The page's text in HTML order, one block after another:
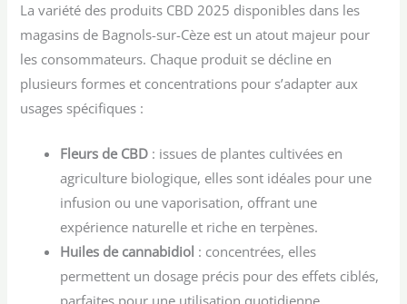
La variété des produits CBD 2025 disponibles dans les
magasins de Bagnols-sur-Cèze est un atout majeur pour
les consommateurs. Chaque produit se décline en
plusieurs formes et concentrations pour s’adapter aux
usages spécifiques :
Fleurs de CBD : issues de plantes cultivées en
agriculture biologique, elles sont idéales pour une
infusion ou une vaporisation, offrant une
expérience naturelle et riche en terpènes.
Huiles de cannabidiol : concentrées, elles
permettent un dosage précis pour des effets ciblés,